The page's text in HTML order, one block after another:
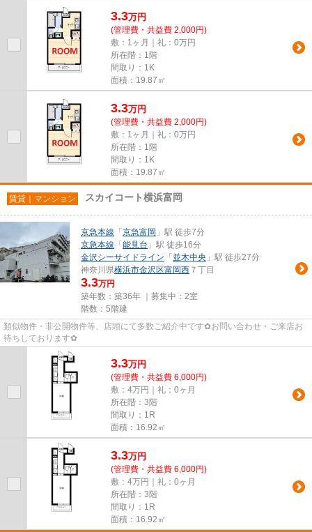
3.3万円
(管理費・共益費 2,000円)
敷：1ヶ月｜礼：0万円
所在階：1階
間取り：1K
面積：19.87㎡
3.3万円
(管理費・共益費 2,000円)
敷：1ヶ月｜礼：0万円
所在階：1階
間取り：1K
面積：19.87㎡
賃貸｜マンション スカイコート横浜富岡
京急本線 「 京急富岡 」駅 徒歩7分
京急本線 「 能見台 」駅 徒歩16分
金沢シーサイドライン 「 並木中央 」駅 徒歩27分
神奈川県横浜市金沢区富岡西 ７丁目
3.3万円
築年数：築36年 ｜募集中： 2室
階数：5階建
類似物件・非公開物件等、店頭にて多数ご紹介中です✿お問い合わせ・ご来店お
待ちしております✿
3.3万円
(管理費・共益費 6,000円)
敷：4万円｜礼：0ヶ月
所在階：3階
間取り：1R
面積：16.92㎡
3.3万円
(管理費・共益費 6,000円)
敷：4万円｜礼：0ヶ月
所在階：3階
間取り：1R
面積：16.92㎡